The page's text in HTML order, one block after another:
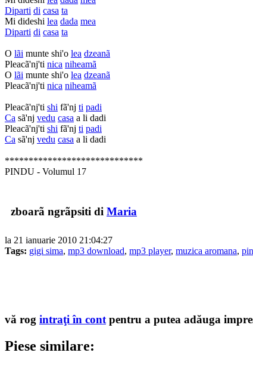
Diparti di casa ta
Mi dideshi lea dada mea
Diparti di casa ta
O lãi munte shi'o lea dzeanã
Pleacã'nj'ti nica niheamã
O lãi munte shi'o lea dzeanã
Pleacã'nj'ti nica niheamã
Pleacã'nj'ti shi fã'nj ti padi
Ca sã'nj vedu casa a li dadi
Pleacã'nj'ti shi fã'nj ti padi
Ca sã'nj vedu casa a li dadi
*****************************
PINDU - Volumul 17
zboarã ngrãpsiti di Maria
la 21 ianuarie 2010 21:04:27
Tags: gigi sima, mp3 download, mp3 player, muzica aromana,
vă rog intraţi în cont pentru a putea adăuga
Piese similare: